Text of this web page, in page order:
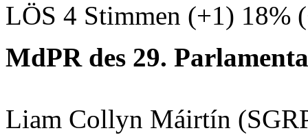
LÖS 4 Stimmen (+1) 18%
MdPR des 29.
Liam Collyn Máirtín